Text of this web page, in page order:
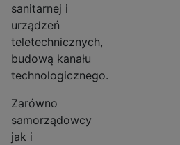
sanitarnej i
urządzeń
teletechnicznych,
budową kanału
technologicznego.
Zarówno
samorządowcy
jak i